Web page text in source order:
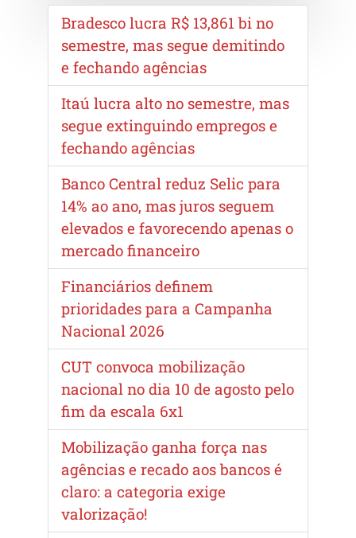
Bradesco lucra R$ 13,861 bi no
semestre, mas segue demitindo
e fechando agências
Itaú lucra alto no semestre, mas
segue extinguindo empregos e
fechando agências
Banco Central reduz Selic para
14% ao ano, mas juros seguem
elevados e favorecendo apenas o
mercado financeiro
Financiários definem
prioridades para a Campanha
Nacional 2026
CUT convoca mobilização
nacional no dia 10 de agosto pelo
fim da escala 6x1
Mobilização ganha força nas
agências e recado aos bancos é
claro: a categoria exige
valorização!